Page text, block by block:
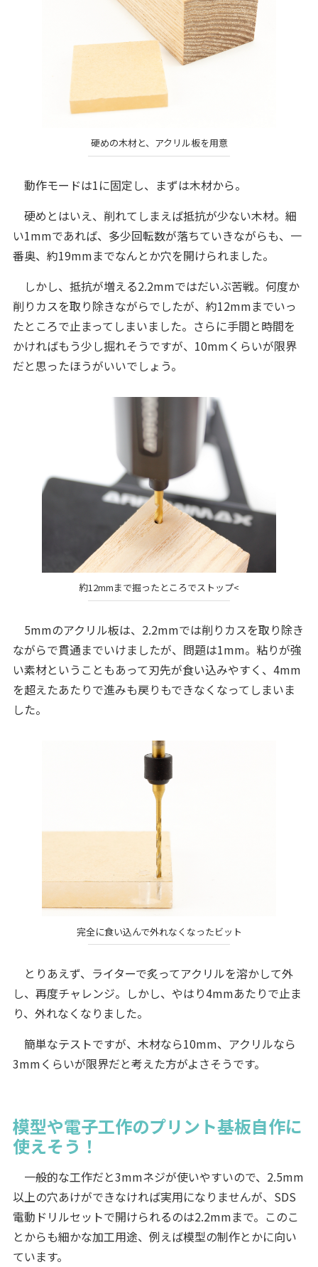
硬めの木材と、アクリル板を用意
動作モードは1に固定し、まずは木材から。
硬めとはいえ、削れてしまえば抵抗が少ない木材。細
い1mmであれば、多少回転数が落ちていきながらも、一
番奥、約19mmまでなんとか穴を開けられました。
しかし、抵抗が増える2.2mmではだいぶ苦戦。何度か
削りカスを取り除きながらでしたが、約12mmまでいっ
たところで止まってしまいました。さらに手間と時間を
かければもう少し掘れそうですが、10mmくらいが限界
だと思ったほうがいいでしょう。
約12mmまで掘ったところでストップ<
5mmのアクリル板は、2.2mmでは削りカスを取り除き
ながらで貫通までいけましたが、問題は1mm。粘りが強
い素材ということもあって刃先が食い込みやすく、4mm
を超えたあたりで進みも戻りもできなくなってしまいま
した。
完全に食い込んで外れなくなったビット
とりあえず、ライターで炙ってアクリルを溶かして外
し、再度チャレンジ。しかし、やはり4mmあたりで止ま
り、外れなくなりました。
簡単なテストですが、木材なら10mm、アクリルなら
3mmくらいが限界だと考えた方がよさそうです。
模型や電子工作のプリント基板自作に
使えそう！
一般的な工作だと3mmネジが使いやすいので、2.5mm
以上の穴あけができなければ実用になりませんが、SDS
電動ドリルセットで開けられるのは2.2mmまで。このこ
とからも細かな加工用途、例えば模型の制作とかに向い
ています。